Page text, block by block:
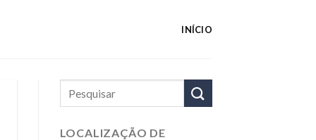
INÍCIO
LOCALIZAÇÃO DE